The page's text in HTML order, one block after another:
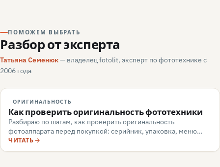
ПОМОЖЕМ ВЫБРАТЬ
Разбор от эксперта
Татьяна Семенюк— владелец fotolit, эксперт по фототехнике с
2006 года
ОРИГИНАЛЬНОСТЬ
Как проверить оригинальность фототехники
Разбираю по шагам, как проверить оригинальность
фотоаппарата перед покупкой: серийник, упаковка, меню
камеры, маркировка, документы — и какие красные флаги
говорят о подделке или сером импорте.
ЧИТАТЬ